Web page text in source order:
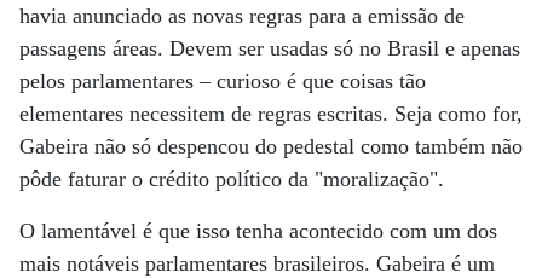
havia anunciado as novas regras para a emissão de
passagens áreas. Devem ser usadas só no Brasil e apenas
pelos parlamentares – curioso é que coisas tão
elementares necessitem de regras escritas. Seja como for,
Gabeira não só despencou do pedestal como também não
pôde faturar o crédito político da "moralização".
O lamentável é que isso tenha acontecido com um dos
mais notáveis parlamentares brasileiros. Gabeira é um